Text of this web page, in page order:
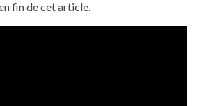
fin de cet article.